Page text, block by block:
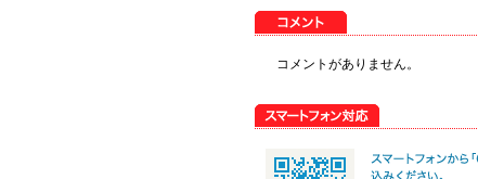
コメントがありません。